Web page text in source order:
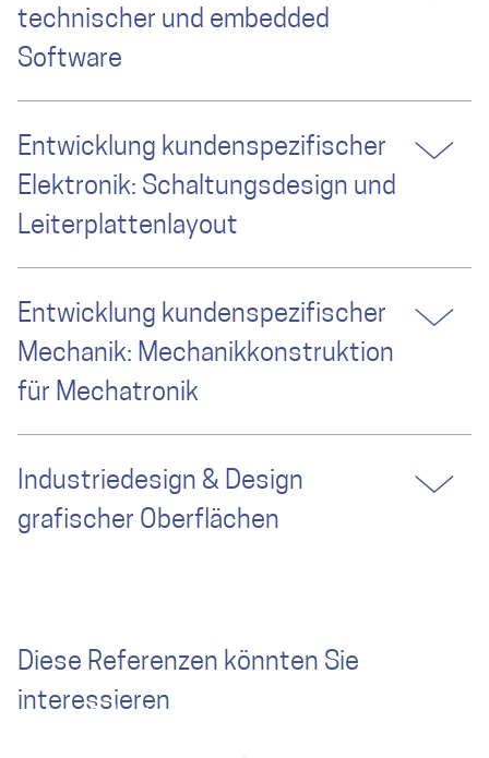
technischer und embedded
Software
Entwicklung kundenspezifischer
Elektronik: Schaltungsdesign und
Leiterplattenlayout
Entwicklung kundenspezifischer
Mechanik: Mechanikkonstruktion
für Mechatronik
Industriedesign & Design
grafischer Oberflächen
Diese Referenzen könnten Sie
interessieren
Robustes Tablet zur Visualisierung